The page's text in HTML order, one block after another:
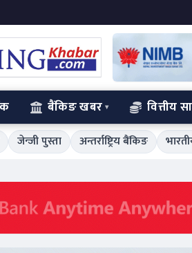
बैंकिङ खबर वित्तीय
जेन्जी पुस्ता अन्तर्राष्ट्रिय बैंकिङ